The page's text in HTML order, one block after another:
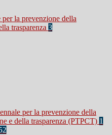
la prevenzione della
trasparenza 3
per la prevenzione della
e della trasparenza (PTPCT) 1